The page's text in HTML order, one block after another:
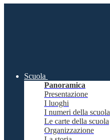
Scuola
Panoramica
Presentazione
I luoghi
I numeri della scuola
Le carte della scuola
Organizzazione